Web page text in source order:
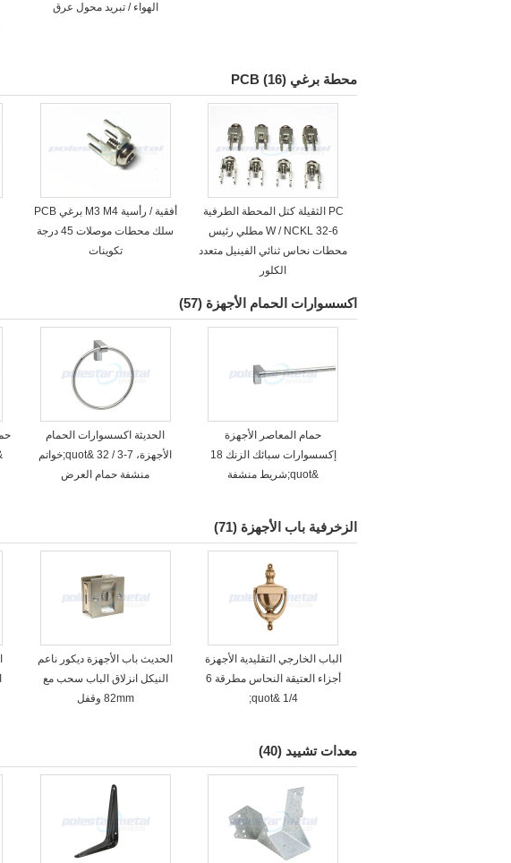
الهواء / تبريد محول عرق
محطة برغي PCB (16)
أفقية / رأسية M3 M4 برغي PCB
سلك محطات موصلات 45 درجة
تكوينات
PC الثقيلة كتل المحطة الطرفية
6-32 W / NCKL مطلي رئيس
محطات نحاس ثنائي الفينيل متعدد
الكلور
اكسسوارات الحمام الأجهزة (57)
الحديثة اكسسوارات الحمام
الأجهزة، 7-3 / 32 &quot;خواتم
منشفة حمام العرض
حمام المعاصر الأجهزة
إكسسوارات سبائك الزنك 18
&quot;شريط منشفة
الزخرفية باب الأجهزة (71)
الحديث باب الأجهزة ديكور ناعم
النيكل انزلاق الباب سحب مع
82mm وقفل
الباب الخارجي التقليدية الأجهزة
أجزاء العتيقة النحاس مطرقة 6
1/4 &quot;
معدات تشييد (40)